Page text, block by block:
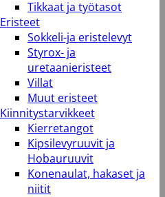
Tikkaat ja työtasot
Eristeet
Sokkeli-ja eristelevyt
Styrox- ja
uretaanieristeet
Villat
Muut eristeet
Kiinnitystarvikkeet
Kierretangot
Kipsilevyruuvit ja
Hobauruuvit
Konenaulat, hakaset ja
niitit